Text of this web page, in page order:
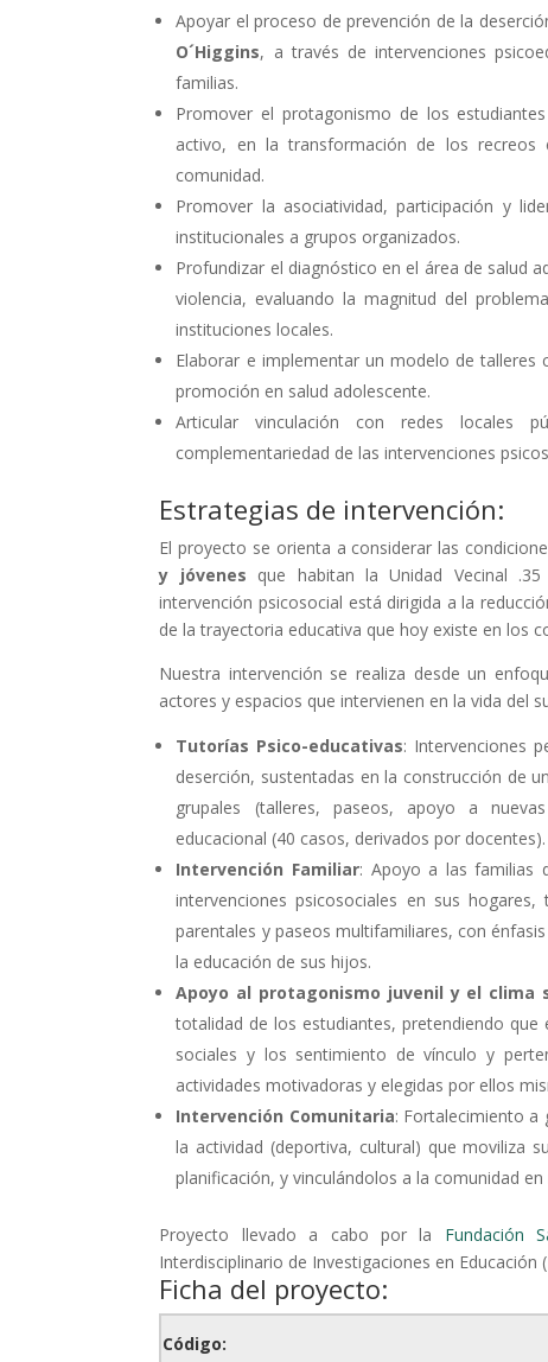
Apoyar el proceso de prevención de la
O´Higgins, a través de intervenciones
familias.
Promover el protagonismo de los
activo, en la transformación de los
comunidad.
Promover la asociatividad, participación y
institucionales a grupos organizados.
Profundizar el diagnóstico en el área de salud
violencia, evaluando la magnitud del
instituciones locales.
Elaborar e implementar un modelo de
promoción en salud adolescente.
Articular vinculación con redes locales
complementariedad de las intervenciones
Estrategias de intervención:
El proyecto se orienta a considerar las
y jóvenes que habitan la Unidad Vecinal
intervención psicosocial está dirigida a la
de la trayectoria educativa que hoy existe en los
Nuestra intervención se realiza desde un
actores y espacios que intervienen en la vida del
Tutorías Psico-educativas: Intervenciones
deserción, sustentadas en la construcción de
grupales (talleres, paseos, apoyo a
educacional (40 casos, derivados por docentes).
Intervención Familiar: Apoyo a las familias
intervenciones psicosociales en sus
parentales y paseos multifamiliares, con
la educación de sus hijos.
Apoyo al protagonismo juvenil y el clima
totalidad de los estudiantes, pretendiendo que
sociales y los sentimiento de vínculo y
actividades motivadoras y elegidas por ellos
Intervención Comunitaria: Fortalecimiento a
la actividad (deportiva, cultural) que moviliza
planificación, y vinculándolos a la comunidad
Proyecto llevado a cabo por la Fundación
Interdisciplinario de Investigaciones en Educación
Ficha del proyecto:
Código: